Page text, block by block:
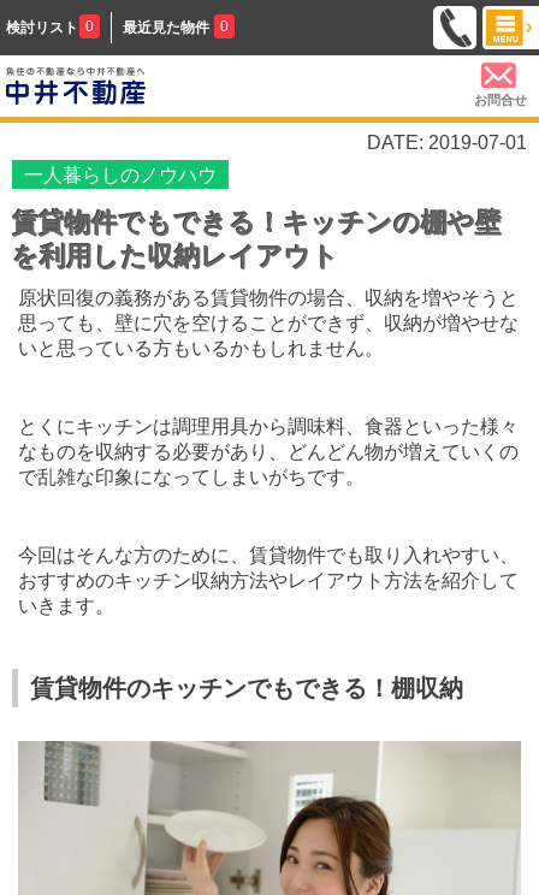
検討リスト 0 最近見た物件 0
お問合せ
DATE: 2019-07-01
一人暮らしのノウハウ
賃貸物件でもできる！キッチンの棚や壁
を利用した収納レイアウト
原状回復の義務がある賃貸物件の場合、収納を増やそうと
思っても、壁に穴を空けることができず、収納が増やせな
いと思っている方もいるかもしれません。
とくにキッチンは調理用具から調味料、食器といった様々
なものを収納する必要があり、どんどん物が増えていくの
で乱雑な印象になってしまいがちです。
今回はそんな方のために、賃貸物件でも取り入れやすい、
おすすめのキッチン収納方法やレイアウト方法を紹介して
いきます。
賃貸物件のキッチンでもできる！棚収納